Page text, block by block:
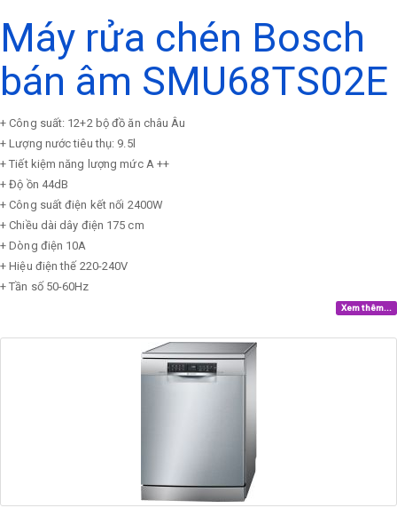
Máy rửa chén Bosch
bán âm SMU68TS02E
+ Công suất: 12+2 bộ đồ ăn châu Âu
+ Lượng nước tiêu thụ: 9.5l
+ Tiết kiệm năng lượng mức A ++
+ Độ ồn 44dB
+ Công suất điện kết nối 2400W
+ Chiều dài dây điện 175 cm
+ Dòng điện 10A
+ Hiệu điện thế 220-240V
+ Tần số 50-60Hz
Xem thêm...